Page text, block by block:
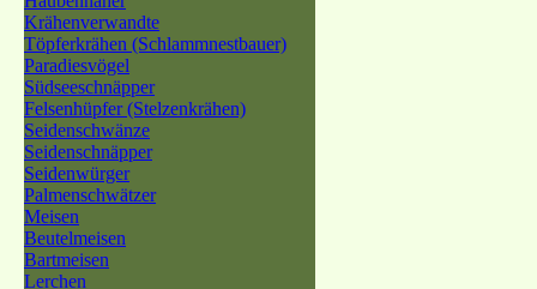
Krähenverwandte
Töpferkrähen (Schlammnestbauer)
Paradiesvögel
Südseeschnäpper
Felsenhüpfer (Stelzenkrähen)
Seidenschwänze
Seidenschnäpper
Seidenwürger
Palmenschwätzer
Meisen
Beutelmeisen
Bartmeisen
Lerchen